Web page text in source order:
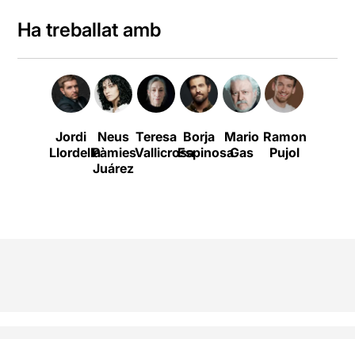
Ha treballat amb
Jordi
Llordella
Neus
Pàmies
Juárez
Teresa
Vallicrosa
Borja
Espinosa
Mario
Gas
Ramon
Pujol